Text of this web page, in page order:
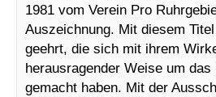
1981 vom Verein Pro
Auszeichnung. Mit diesem
geehrt, die sich mit ihrem
herausragender Weise um
gemacht haben. Mit der